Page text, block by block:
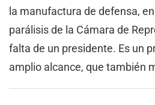
la manufactura de defensa,
parálisis de la Cámara de
falta de un presidente. Es un
amplio alcance, que también